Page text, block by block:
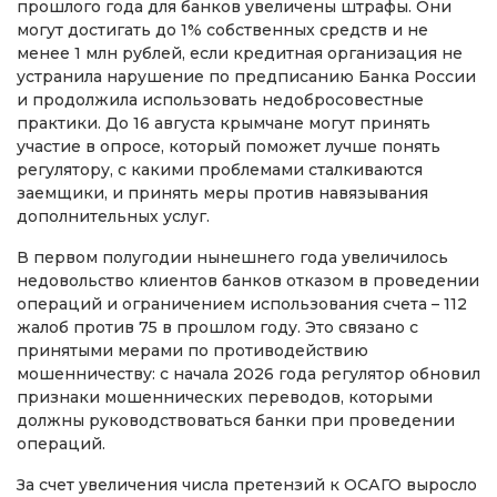
прошлого года для банков увеличены штрафы. Они
могут достигать до 1% собственных средств и не
менее 1 млн рублей, если кредитная организация не
устранила нарушение по предписанию Банка России
и продолжила использовать недобросовестные
практики. До 16 августа крымчане могут принять
участие в опросе, который поможет лучше понять
регулятору, с какими проблемами сталкиваются
заемщики, и принять меры против навязывания
дополнительных услуг.
В первом полугодии нынешнего года увеличилось
недовольство клиентов банков отказом в проведении
операций и ограничением использования счета – 112
жалоб против 75 в прошлом году. Это связано с
принятыми мерами по противодействию
мошенничеству: с начала 2026 года регулятор обновил
признаки мошеннических переводов, которыми
должны руководствоваться банки при проведении
операций.
За счет увеличения числа претензий к ОСАГО выросло